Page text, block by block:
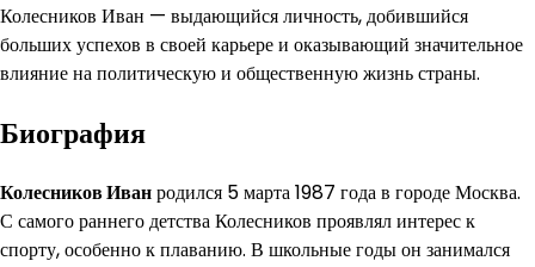
Колесников Иван — выдающийся личность, добившийся
больших успехов в своей карьере и оказывающий значительное
влияние на политическую и общественную жизнь страны.
Биография
Колесников Иванродился 5 марта 1987 года в городе Москва.
С самого раннего детства Колесников проявлял интерес к
спорту, особенно к плаванию. В школьные годы он занимался